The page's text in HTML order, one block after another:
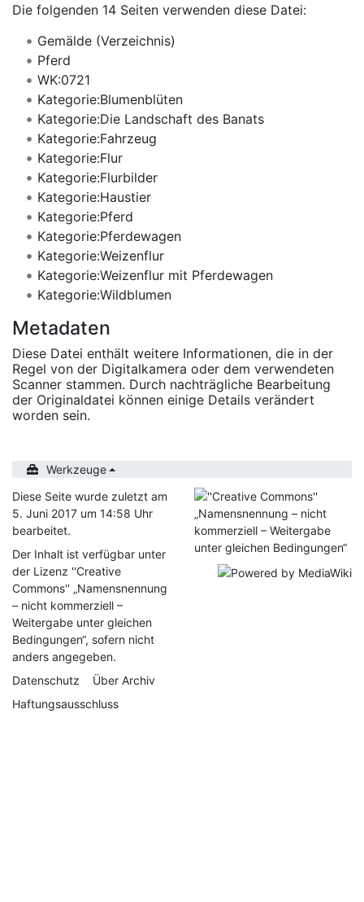
Die folgenden 14 Seiten verwenden diese Datei:
Gemälde (Verzeichnis)
Pferd
WK:0721
Kategorie:Blumenblüten
Kategorie:Die Landschaft des Banats
Kategorie:Fahrzeug
Kategorie:Flur
Kategorie:Flurbilder
Kategorie:Haustier
Kategorie:Pferd
Kategorie:Pferdewagen
Kategorie:Weizenflur
Kategorie:Weizenflur mit Pferdewagen
Kategorie:Wildblumen
Metadaten
Diese Datei enthält weitere Informationen, die in der
Regel von der Digitalkamera oder dem verwendeten
Scanner stammen. Durch nachträgliche Bearbeitung
der Originaldatei können einige Details verändert
worden sein.
Werkzeuge
Diese Seite wurde zuletzt am
5. Juni 2017 um 14:58 Uhr
bearbeitet.
Der Inhalt ist verfügbar unter
der Lizenz ''Creative
Commons'' „Namensnennung
– nicht kommerziell –
Weitergabe unter gleichen
Bedingungen“, sofern nicht
anders angegeben.
Datenschutz
Über Archiv
Haftungsausschluss